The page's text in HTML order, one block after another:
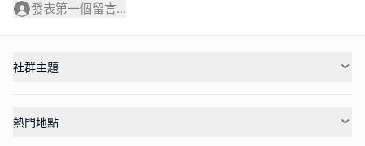
發表第一個留言...
社群主題
熱門地點